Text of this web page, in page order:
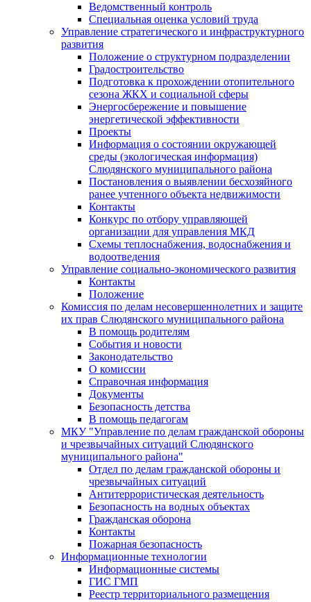
Ведомственный контроль
Специальная оценка условий труда
Управление стратегического и инфраструктурного
развития
Положение о структурном подразделении
Градостроительство
Подготовка к прохождении отопительного
сезона ЖКХ и социальной сферы
Энергосбережение и повышение
энергетической эффективности
Проекты
Информация о состоянии окружающей
среды (экологическая информация)
Слюдянского муниципального района
Постановления о выявлении бесхозяйного
ранее учтенного объекта недвижимости
Контакты
Конкурс по отбору управляющей
организации для управления МКД
Схемы теплоснабжения, водоснабжения и
водоотведения
Управление социально-экономического развития
Контакты
Положение
Комиссия по делам несовершеннолетних и защите
их прав Слюдянского муниципального района
В помощь родителям
События и новости
Законодательство
О комиссии
Справочная информация
Документы
Безопасность детства
В помощь педагогам
МКУ "Управление по делам гражданской обороны
и чрезвычайных ситуаций Слюдянского
муниципального района"
Отдел по делам гражданской обороны и
чрезвычайных ситуаций
Антитеррористическая деятельность
Безопасность на водных объектах
Гражданская оборона
Контакты
Пожарная безопасность
Информационные технологии
Информационные системы
ГИС ГМП
Реестр территориального размещения